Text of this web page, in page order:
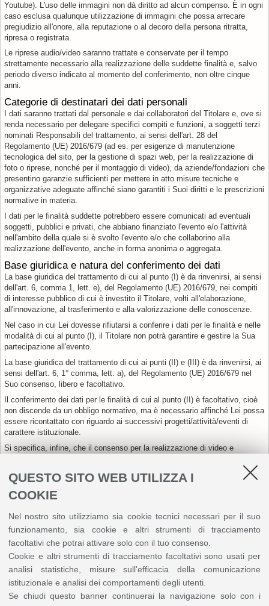
QUESTO SITO WEB UTILIZZA I
COOKIE
Nel nostro sito utilizziamo sia cookie tecnici necessari per il suo
funzionamento, sia cookie e altri strumenti di tracciamento
facoltativi che potrai attivare solo con il tuo consenso.
Cookie e altri strumenti di tracciamento facoltativi sono usati per
analisi statistiche, misure sull'efficacia della comunicazione
istituzionale e analisi dei comportamenti degli utenti.
Se chiudi questo banner continuerai la navigazione solo con i
Youtube). L'uso delle immagini non dà diritto ad alcun compenso. È in ogni
caso esclusa qualunque utilizzazione di immagini che possa arrecare
pregiudizio all'onore, alla reputazione o al decoro della persona ritratta,
ripresa o registrata.
Le riprese audio/video saranno trattate e conservate per il tempo
strettamente necessario alla realizzazione delle suddette finalità e, salvo
periodo diverso indicato al momento del conferimento, non oltre cinque
anni.
Categorie di destinatari dei dati personali
I dati saranno trattati dal personale e dai collaboratori del Titolare e, ove si
renda necessario per delegare specifici compiti e funzioni, a soggetti terzi
nominati Responsabili del trattamento, ai sensi dell'art. 28 del
Regolamento (UE) 2016/679 (ad es. per esigenze di manutenzione
tecnologica del sito, per la gestione di spazi web, per la realizzazione di
foto o riprese, nonché per il montaggio di video), da aziende/fondazioni che
presentino garanzie sufficienti per mettere in atto misure tecniche e
organizzative adeguate affinché siano garantiti i Suoi diritti e le prescrizioni
normative in materia.
I dati per le finalità suddette potrebbero essere comunicati ad eventuali
soggetti, pubblici e privati, che abbiano finanziato l'evento e/o l'attività
nell'ambito della quale si è svolto l'evento e/o che collaborino alla
realizzazione dell'evento, anche in forma anonima o aggregata.
Base giuridica e natura del conferimento dei dati
La base giuridica del trattamento di cui al punto (I) è da rinvenirsi, ai sensi
dell'art. 6, comma 1, lett. e), del Regolamento (UE) 2016/679, nei compiti
di interesse pubblico di cui è investito il Titolare, volti all'elaborazione,
all'innovazione, al trasferimento e alla valorizzazione delle conoscenze.
Nel caso in cui Lei dovesse rifiutarsi a conferire i dati per le finalità e nelle
modalità di cui al punto (I), il Titolare non potrà garantire e gestire la Sua
partecipazione all'evento.
La base giuridica del trattamento di cui ai punti (II) e (III) è da rinvenirsi, ai
sensi dell'art. 6, 1° comma, lett. a), del Regolamento (UE) 2016/679 nel
Suo consenso, libero e facoltativo.
Il conferimento dei dati per le finalità di cui al punto (II) è facoltativo, cioè
non discende da un obbligo normativo, ma è necessario affinché Lei possa
essere ricontattato con riguardo ai successivi progetti/attività/eventi di
carattere istituzionale.
Si specifica, infine, che il consenso per la realizzazione di video e
verranno effettuate riprese fotografiche o audio/video (ad esempio sale
convegni, spazi specifici di un convegno, ecc.). Questi spazi saranno
chiaramente identificati con apposita informativa iconica.
Nel caso di comunicazione a terzi, a meno del caso in cui esista un
obbligo normativo di comunicazione dei dati a terzi, la base giuridica è da
rinvenirsi nel Suo consenso libero e facoltativo, ai sensi dell'art. 6, 1°
comma, lett. a), del Regolamento (UE) 2016/679.
Diritti dell'interessato
Fatte salve le limitazioni all'esercizio dei diritti degli interessati di cui agli
artt. 2-undecies e 2-duodecies del Codice in materia di protezione dei dati
personali, Lei, in qualità di interessato, può esercitare i diritti a Lei